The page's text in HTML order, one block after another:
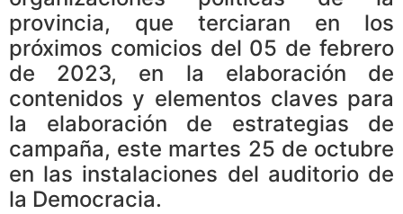
provincia, que terciaran en los
próximos comicios del 05 de febrero
de 2023, en la elaboración de
contenidos y elementos claves para
la elaboración de estrategias de
campaña, este martes 25 de octubre
en las instalaciones del auditorio de
la Democracia.